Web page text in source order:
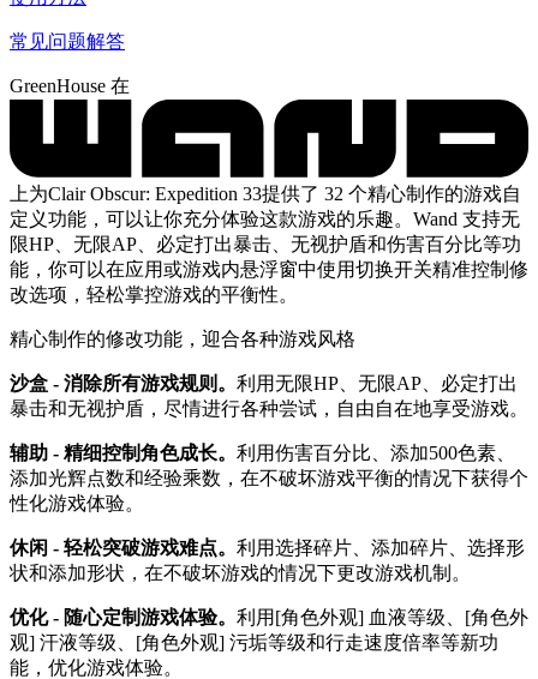
常见问题解答
GreenHouse 在
上为Clair Obscur: Expedition 33提供了 32 个精心制作的游戏自
定义功能，可以让你充分体验这款游戏的乐趣。Wand 支持无
限HP、无限AP、必定打出暴击、无视护盾和伤害百分比等功
能，你可以在应用或游戏内悬浮窗中使用切换开关精准控制修
改选项，轻松掌控游戏的平衡性。
精心制作的修改功能，迎合各种游戏风格
沙盒 - 消除所有游戏规则。 利用无限HP、无限AP、必定打出
暴击和无视护盾，尽情进行各种尝试，自由自在地享受游戏。
辅助 - 精细控制角色成长。 利用伤害百分比、添加500色素、
添加光辉点数和经验乘数，在不破坏游戏平衡的情况下获得个
性化游戏体验。
休闲 - 轻松突破游戏难点。 利用选择碎片、添加碎片、选择形
状和添加形状，在不破坏游戏的情况下更改游戏机制。
优化 - 随心定制游戏体验。 利用[角色外观] 血液等级、[角色外
观] 汗液等级、[角色外观] 污垢等级和行走速度倍率等新功
能，优化游戏体验。